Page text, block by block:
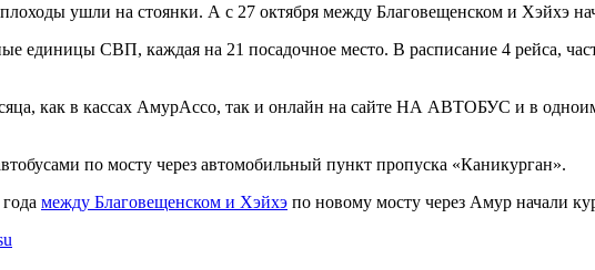
ушли на стоянки. А с 27 октября между Благовещенском и Хэйхэ
единицы СВП, каждая на 21 посадочное место. В расписание 4 рейса,
как в кассах АмурАссо, так и онлайн на сайте НА АВТОБУС и в
по мосту через автомобильный пункт пропуска «Каникурган».
между Благовещенском и Хэйхэ по новому мосту через Амур начали